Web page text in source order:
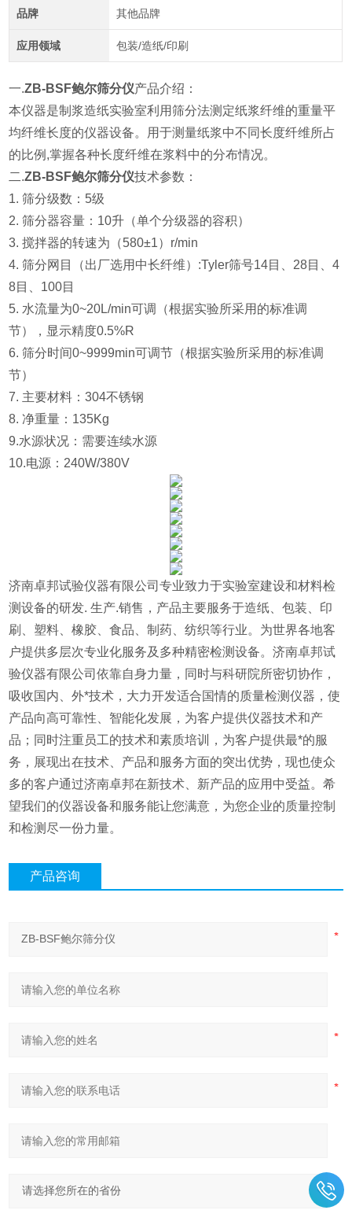
品牌 其他品牌
应用领域 包装/造纸/印刷
一.ZB-BSF鲍尔筛分仪产品介绍：
本仪器是制浆造纸实验室利用筛分法测定纸浆纤维的重量平
均纤维长度的仪器设备。用于测量纸浆中不同长度纤维所占
的比例,掌握各种长度纤维在浆料中的分布情况。
二.ZB-BSF鲍尔筛分仪技术参数：
1. 筛分级数：5级
2. 筛分器容量：10升（单个分级器的容积）
3. 搅拌器的转速为（580±1）r/min
4. 筛分网目（出厂选用中长纤维）:Tyler筛号14目、28目、4
8目、100目
5. 水流量为0~20L/min可调（根据实验所采用的标准调
节），显示精度0.5%R
6. 筛分时间0~9999min可调节（根据实验所采用的标准调
节）
7. 主要材料：304不锈钢
8. 净重量：135Kg
9.水源状况：需要连续水源
10.电源：240W/380V
济南卓邦试验仪器有限公司专业致力于实验室建设和材料检
测设备的研发. 生产.销售，产品主要服务于造纸、包装、印
刷、塑料、橡胶、食品、制药、纺织等行业。为世界各地客
户提供多层次专业化服务及多种精密检测设备。济南卓邦试
验仪器有限公司依靠自身力量，同时与科研院所密切协作，
吸收国内、外*技术，大力开发适合国情的质量检测仪器，使
产品向高可靠性、智能化发展，为客户提供仪器技术和产
品；同时注重员工的技术和素质培训，为客户提供最*的服
务，展现出在技术、产品和服务方面的突出优势，现也使众
多的客户通过济南卓邦在新技术、新产品的应用中受益。希
望我们的仪器设备和服务能让您满意，为您企业的质量控制
和检测尽一份力量。
产品咨询